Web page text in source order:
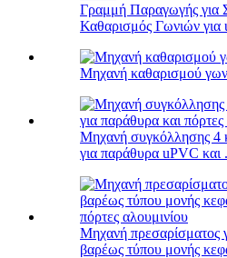
Γραμμή Παραγωγής για
Καθαρισμός Γωνιών για
Μηχανή καθαρισμού
Μηχανή συγκόλλησης 4
για παράθυρα uPVC και
Μηχανή πρεσαρίσματος
βαρέως τύπου μονής